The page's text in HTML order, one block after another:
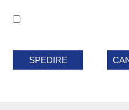
SPEDIRE